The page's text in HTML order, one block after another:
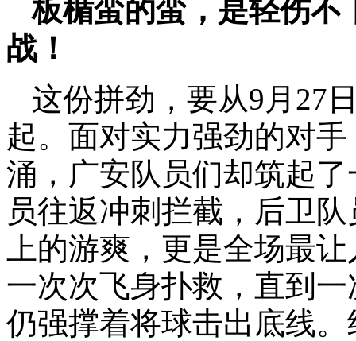
板楯蛮的蛮，是轻伤不
战！
这份拼劲，要从9月27
起。面对实力强劲的对
涌，广安队员们却筑起
员往返冲刺拦截，后卫
上的游爽，更是全场最
一次次飞身扑救，直到
仍强撑着将球击出底线